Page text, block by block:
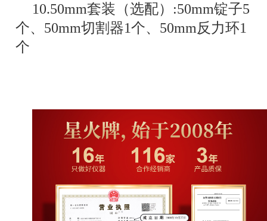
10.50mm套装 （选配） :50mm锭子5
个、50mm切割器1个、50mm反力环1
个